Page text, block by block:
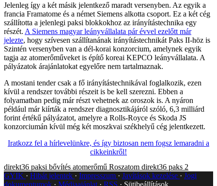
Jelenleg így a két másik jelentkező maradt versenyben. Az egyik a
francia Framatome és a német Siemens alkotta csoport. Ez a két cég
szállította a jelenlegi paksi blokkokhoz az irányítástechnika egy
részét. A Siemens magyar leányvállalata pár évvel ezelőtt már
jelezte, hogy szívesen szállítanának irányítástechnikát Paks II-höz is
Szintén versenyben van a dél-korai konzorcium, amelynek egyik
tagja az atomerőműveket is építő koreai KEPCO leányvállalata. A
pályázatok árajánlatokat egyelőre nem tartalmaznak.
A mostani tender csak a fő irányítástechnikával foglalkozik, ezen
kívül a rendszer további részeit is be kell szerezni. Ebben a
folyamatban pedig már részt vehetnek az oroszok is. A nyáron
például már kiírták a rendszer diagnosztikájáról szóló, 6,3 milliárd
forint értékű pályázatot, amelyre a Rolls-Royce és Skoda JS
konzorciumán kívül még két moszkvai székhelyű cég jelentkezett.
Iratkozz fel a hírlevelünkre, és így biztosan nem fogsz lemaradni a
cikkeinkről!
direkt36 paksi bővítés atomerőmű Roszatom direkt36 paks 2
GYIK
Hibát jelentek Impresszum Javítások kezelése
Jogi
dokumentumok
Médiaajánlat RSS Sütibeállítások